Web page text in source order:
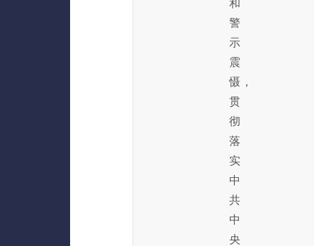
和
警
示
震
慑，
贯
彻
落
实
中
共
中
央